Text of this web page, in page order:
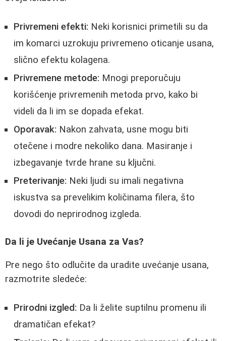
Privremeni efekti: Neki korisnici primetili su da
im komarci uzrokuju privremeno oticanje usana,
slično efektu kolagena.
Privremene metode: Mnogi preporučuju
korišćenje privremenih metoda prvo, kako bi
videli da li im se dopada efekat.
Oporavak: Nakon zahvata, usne mogu biti
otečene i modre nekoliko dana. Masiranje i
izbegavanje tvrde hrane su ključni.
Preterivanje: Neki ljudi su imali negativna
iskustva sa prevelikim količinama filera, što
dovodi do neprirodnog izgleda.
Da li je Uvećanje Usana za Vas?
Pre nego što odlučite da uradite uvećanje usana,
razmotrite sledeće:
Prirodni izgled: Da li želite suptilnu promenu ili
dramatičan efekat?